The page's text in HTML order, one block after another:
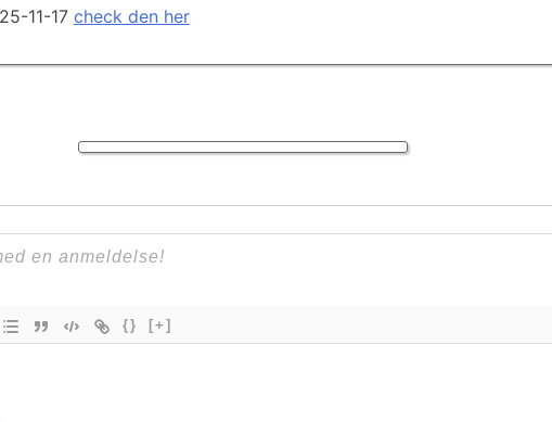
{} [+]
11-17 check den her